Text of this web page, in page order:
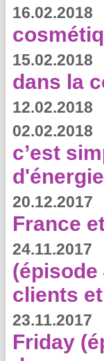
16.02.2018
15.02.2018
dans la
12.02.2018
02.02.2018
c’est
20.12.2017
France
24.11.2017
clients
23.11.2017
Friday